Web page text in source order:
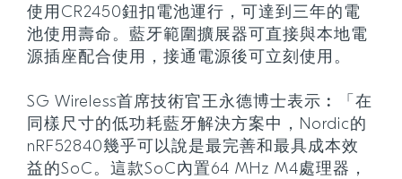
使用CR2450鈕扣電池運行，可達到三年的電
池使用壽命。藍牙範圍擴展器可直接與本地電
源插座配合使用，接通電源後可立刻使用。
SG Wireless首席技術官王永德博士表示︰「在
同樣尺寸的低功耗藍牙解決方案中，Nordic的
nRF52840幾乎可以說是最完善和最具成本效
益的SoC。這款SoC內置64 MHz M4處理器，